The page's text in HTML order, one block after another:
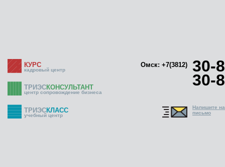
КУРС
кадровый центр
Омск: +7(3812) 30-
30-
ТРИЭСКОНСУЛЬТАНТ
центр сопровождение бизнеса
ТРИЭСКЛАСС
учебный центр
Напишите
письмо